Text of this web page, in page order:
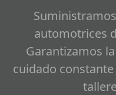
automotrices
Garantizamos
cuidado